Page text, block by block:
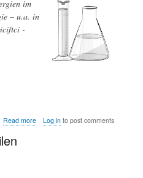
Rohstoffe
im
– u.a. in
-
Read moreabout
Erzeugung
Log into post comments